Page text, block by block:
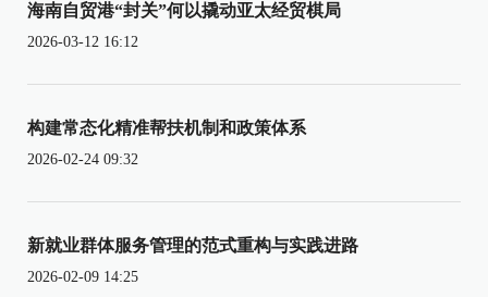
海南自贸港“封关”何以撬动亚太经贸棋局
2026-03-12 16:12
构建常态化精准帮扶机制和政策体系
2026-02-24 09:32
新就业群体服务管理的范式重构与实践进路
2026-02-09 14:25